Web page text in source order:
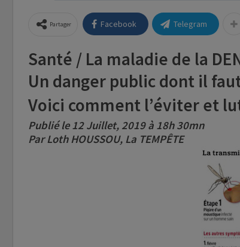
Partager Facebook Telegram
Santé / La maladie de la
Un danger public dont il
Voici comment l’éviter et
Publié le 12 Juillet, 2019 à 18h 30mn
Par Loth HOUSSOU, La TEMPÊTE